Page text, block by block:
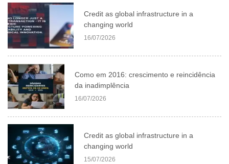
Credit as global infrastructure in a
changing world
16/07/2026
Como em 2016: crescimento e reincidência
da inadimplência
16/07/2026
Credit as global infrastructure in a
changing world
15/07/2026